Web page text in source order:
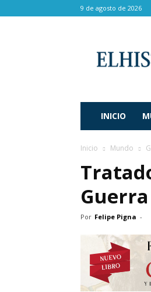
9 de agosto de 2026
INICIO
Inicio Mundo
Por Felipe Pigna -